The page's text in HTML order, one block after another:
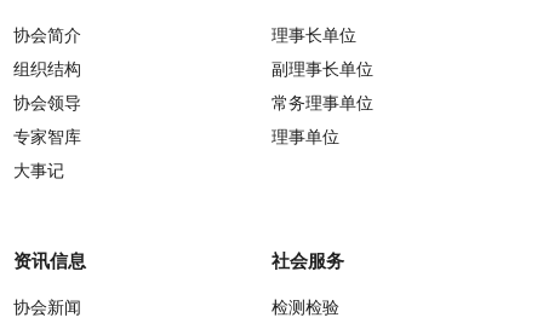
协会简介
组织结构
协会领导
专家智库
大事记
理事长单位
副理事长单位
常务理事单位
理事单位
资讯信息
协会新闻
社会服务
检测检验